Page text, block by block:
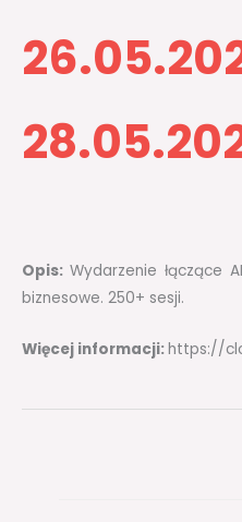
Opis:Wydarzenie łączące
biznesowe. 250+ sesji.
Więcej informacji:https://